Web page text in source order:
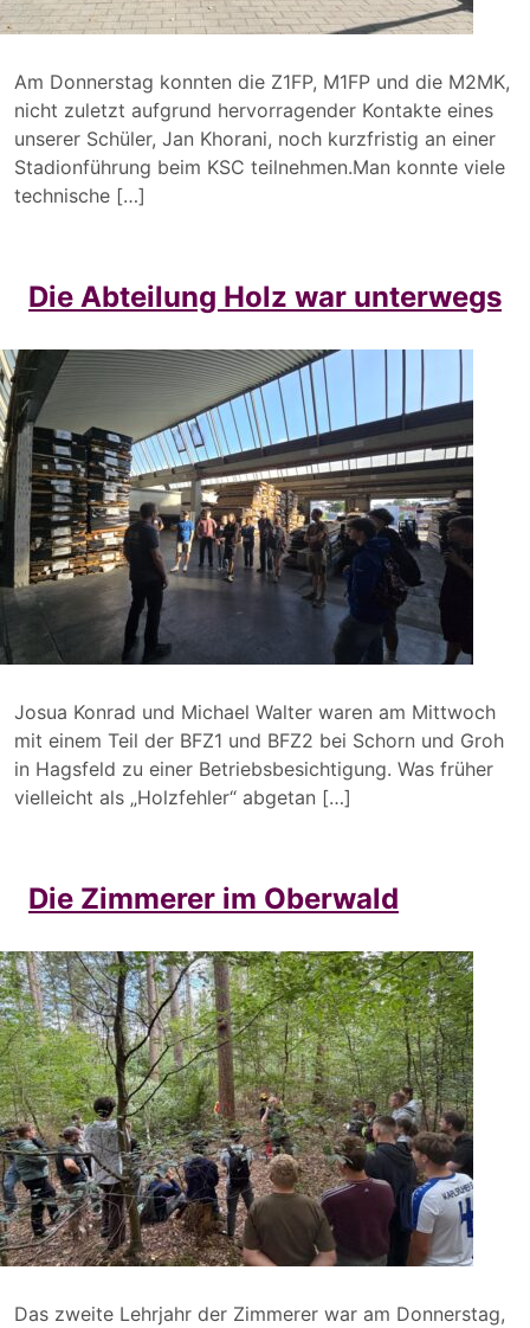
Am Donnerstag konnten die Z1FP, M1FP und die M2MK,
nicht zuletzt aufgrund hervorragender Kontakte eines
unserer Schüler, Jan Khorani, noch kurzfristig an einer
Stadionführung beim KSC teilnehmen.Man konnte viele
technische […]
Die Abteilung Holz war unterwegs
Josua Konrad und Michael Walter waren am Mittwoch
mit einem Teil der BFZ1 und BFZ2 bei Schorn und Groh
in Hagsfeld zu einer Betriebsbesichtigung. Was früher
vielleicht als „Holzfehler“ abgetan […]
Die Zimmerer im Oberwald
Das zweite Lehrjahr der Zimmerer war am Donnerstag,